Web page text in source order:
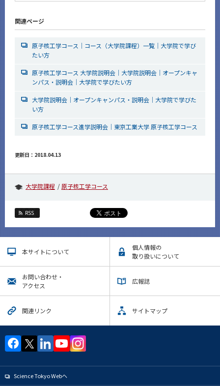
関連ページ
原子核工学コース｜コース（大学院課程）一覧｜大学院で学び
たい方
原子核工学コース 大学院説明会｜大学院説明会｜オープンキャ
ンパス・説明会｜大学院で学びたい方
大学院説明会｜オープンキャンパス・説明会｜大学院で学びた
い方
原子核工学コース進学説明会｜東京工業大学 原子核工学コース
更新日：2018.04.13
大学院課程 原子核工学コース
RSS
本サイトについて
個人情報の
取り扱いについて
お問い合わせ・
アクセス
広報誌
関連リンク サイトマップ
Science Tokyo Webヘ